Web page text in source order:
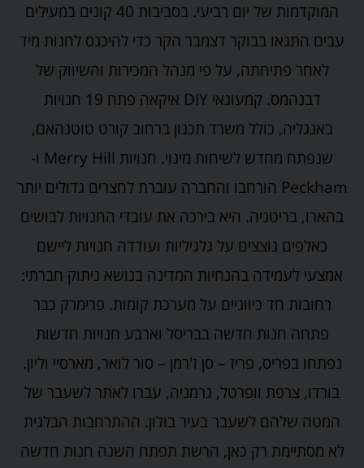
המוקדמות של יום רביעי. בסביבות 40 קונים במעילים
עבים התגאו בבוקר דצמבר הקר כדי להיכנס לחנות מיד
לאחר פתיחתה, על פי מנהל המכירות והשיווק של
דבנהמס. קמעונאי DIY איקאה פתח 19 חנויות
באנגליה, כולל משרד תכנון ברחוב קורט טוטנהאם,
שנפתח מחדש לשיחות מינוי. חנויות Merry Hill ו-
Peckham הורחבו והחברה עוברת לחצרים גדולים יותר
בהארו, בריטניה. היא בירכה את עובדי החנויות לבושים
כאלפים נוצצים על גלגיליות ועודדה חנויות ליישם
אמצעי לעמידה בהנחיות המדינה בנושא ניתוק חברתי:
רחובות חד כיווניים על מערכת קומות. פרימרק כבר
פתחה חנות חדשה בבריסל וארבע חנויות חדשות
נפתחו בפריס, פריז – סן ז'רמן – סור לואר, מארסיי וליון.
בורדו, צרפת וופרטל, גרמניה, עברו לאתר לשעבר של
המטה שלהם לשעבר בעיר בולון. ההתרחבות הבלגית
לא מסתיימת רק כאן, הרשת תפתח השנה חנות חדשה